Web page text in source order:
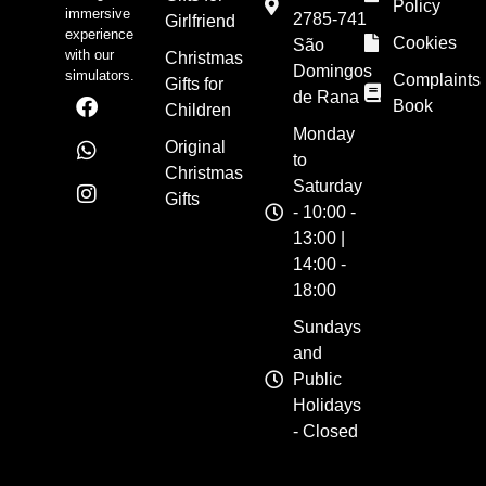
immersive
experience
with our
simulators.
Girlfriend
Christmas
Gifts for
Children
Original
Christmas
Gifts
2785-741
São
Domingos
de Rana
Monday
to
Saturday
- 10:00 -
13:00 |
14:00 -
18:00
Sundays
and
Public
Holidays
- Closed
Policy
Cookies
Complaints
Book